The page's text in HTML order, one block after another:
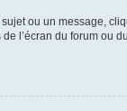
ou un message,
l’écran du forum ou